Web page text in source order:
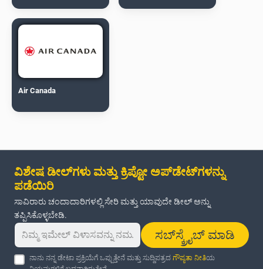
Air Canada
ವಿಶೇಷ ಡೀಲ್‌ಗಳು ಮತ್ತು ಕ್ರಿಪ್ಟೋ ಅಪ್‌ಡೇಟ್‌ಗಳನ್ನು
ಪಡೆಯಿರಿ
ಸಾವಿರಾರು ಚಂದಾದಾರಿಗಳಲ್ಲಿ ಸೇರಿ ಮತ್ತು ಯಾವುದೇ ಡೀಲ್ ಅನ್ನು
ತಪ್ಪಿಸಿಕೊಳ್ಳಬೇಡಿ.
ಸಬ್‌ಸ್ಕ್ರೈಬ್ ಮಾಡಿ
ನಾನು ನನ್ನ ಡೇಟಾ ಪ್ರಕ್ರಿಯೆಗೆ ಒಪ್ಪುತ್ತೇನೆ ಮತ್ತು ಸುದ್ದಿಪತ್ರದಗೌಪ್ಯತಾ ನೀತಿಯ